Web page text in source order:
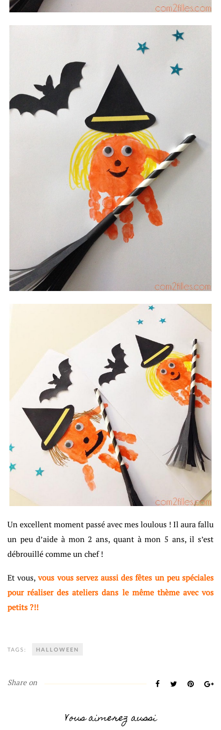
Un excellent moment passé avec mes loulous ! Il aura fallu
un peu d’aide à mon 2 ans, quant à mon 5 ans, il s’est
débrouillé comme un chef !
Et vous,vous vous servez aussi des fêtes un peu spéciales
pour réaliser des ateliers dans le même thème avec vos
petits ?!!
TAGS: HALLOWEEN
Share on
Vous aimerez aussi